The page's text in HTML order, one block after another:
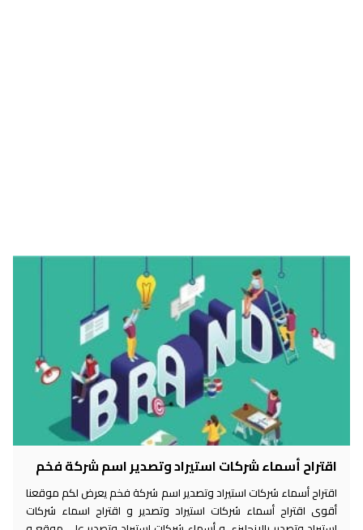
اقتراح أسماء شركات استيراد وتصدير اسم شركة فخم
اقتراح أسماء شركات استيراد وتصدير اسم شركة فخم يعرض لكم موقعنا
أقوى اقتراح أسماء شركات استيراد وتصدير و اقتراح اسماء شركات